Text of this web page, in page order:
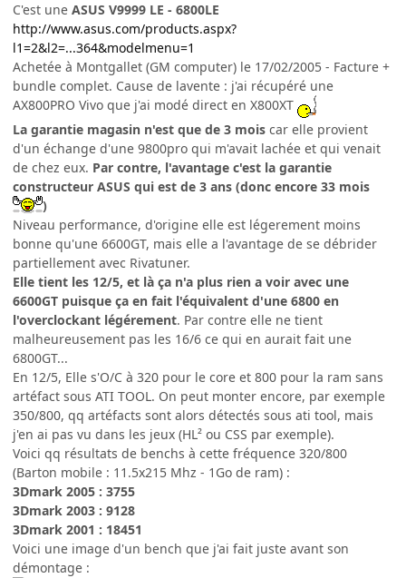
C'est une ASUS V9999 LE - 6800LE
http://www.asus.com/products.aspx?
l1=2&l2=...364&modelmenu=1
Achetée à Montgallet (GM computer) le 17/02/2005 - Facture +
bundle complet. Cause de lavente : j'ai récupéré une
AX800PRO Vivo que j'ai modé direct en X800XT
La garantie magasin n'est que de 3 mois car elle provient
d'un échange d'une 9800pro qui m'avait lachée et qui venait
de chez eux. Par contre, l'avantage c'est la garantie
constructeur ASUS qui est de 3 ans (donc encore 33 mois
)
Niveau performance, d'origine elle est légerement moins
bonne qu'une 6600GT, mais elle a l'avantage de se débrider
partiellement avec Rivatuner.
Elle tient les 12/5, et là ça n'a plus rien a voir avec une
6600GT puisque ça en fait l'équivalent d'une 6800 en
l'overclockant légérement. Par contre elle ne tient
malheureusement pas les 16/6 ce qui en aurait fait une
6800GT...
En 12/5, Elle s'O/C à 320 pour le core et 800 pour la ram sans
artéfact sous ATI TOOL. On peut monter encore, par exemple
350/800, qq artéfacts sont alors détectés sous ati tool, mais
j'en ai pas vu dans les jeux (HL² ou CSS par exemple).
Voici qq résultats de benchs à cette fréquence 320/800
(Barton mobile : 11.5x215 Mhz - 1Go de ram) :
3Dmark 2005 : 3755
3Dmark 2003 : 9128
3Dmark 2001 : 18451
Voici une image d'un bench que j'ai fait juste avant son
démontage :